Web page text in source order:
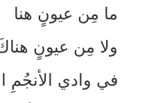
مِن عيونٍ هنا
مِن عيونٍ هناكَ
وادي الأنجُمِ الفانيةِ